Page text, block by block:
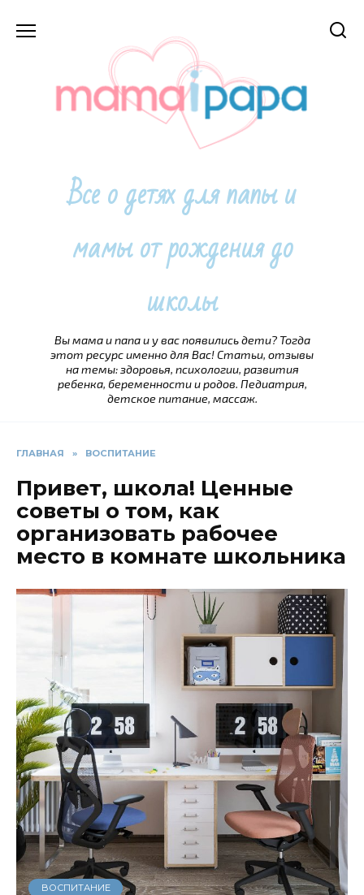
Все о детях для папы и
мамы от рождения до
школы
Вы мама и папа и у вас появились дети? Тогда
этот ресурс именно для Вас! Статьи, отзывы
на темы: здоровья, психологии, развития
ребенка, беременности и родов. Педиатрия,
детское питание, массаж.
ГЛАВНАЯ » ВОСПИТАНИЕ
Привет, школа! Ценные
советы о том, как
организовать рабочее
место в комнате школьника
ВОСПИТАНИЕ